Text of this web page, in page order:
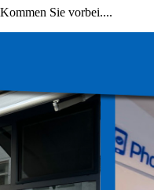
Sie vorbei....